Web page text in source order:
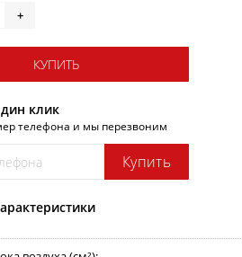
+
КУПИТЬ
клик
телефона и мы перезвоним
Купить